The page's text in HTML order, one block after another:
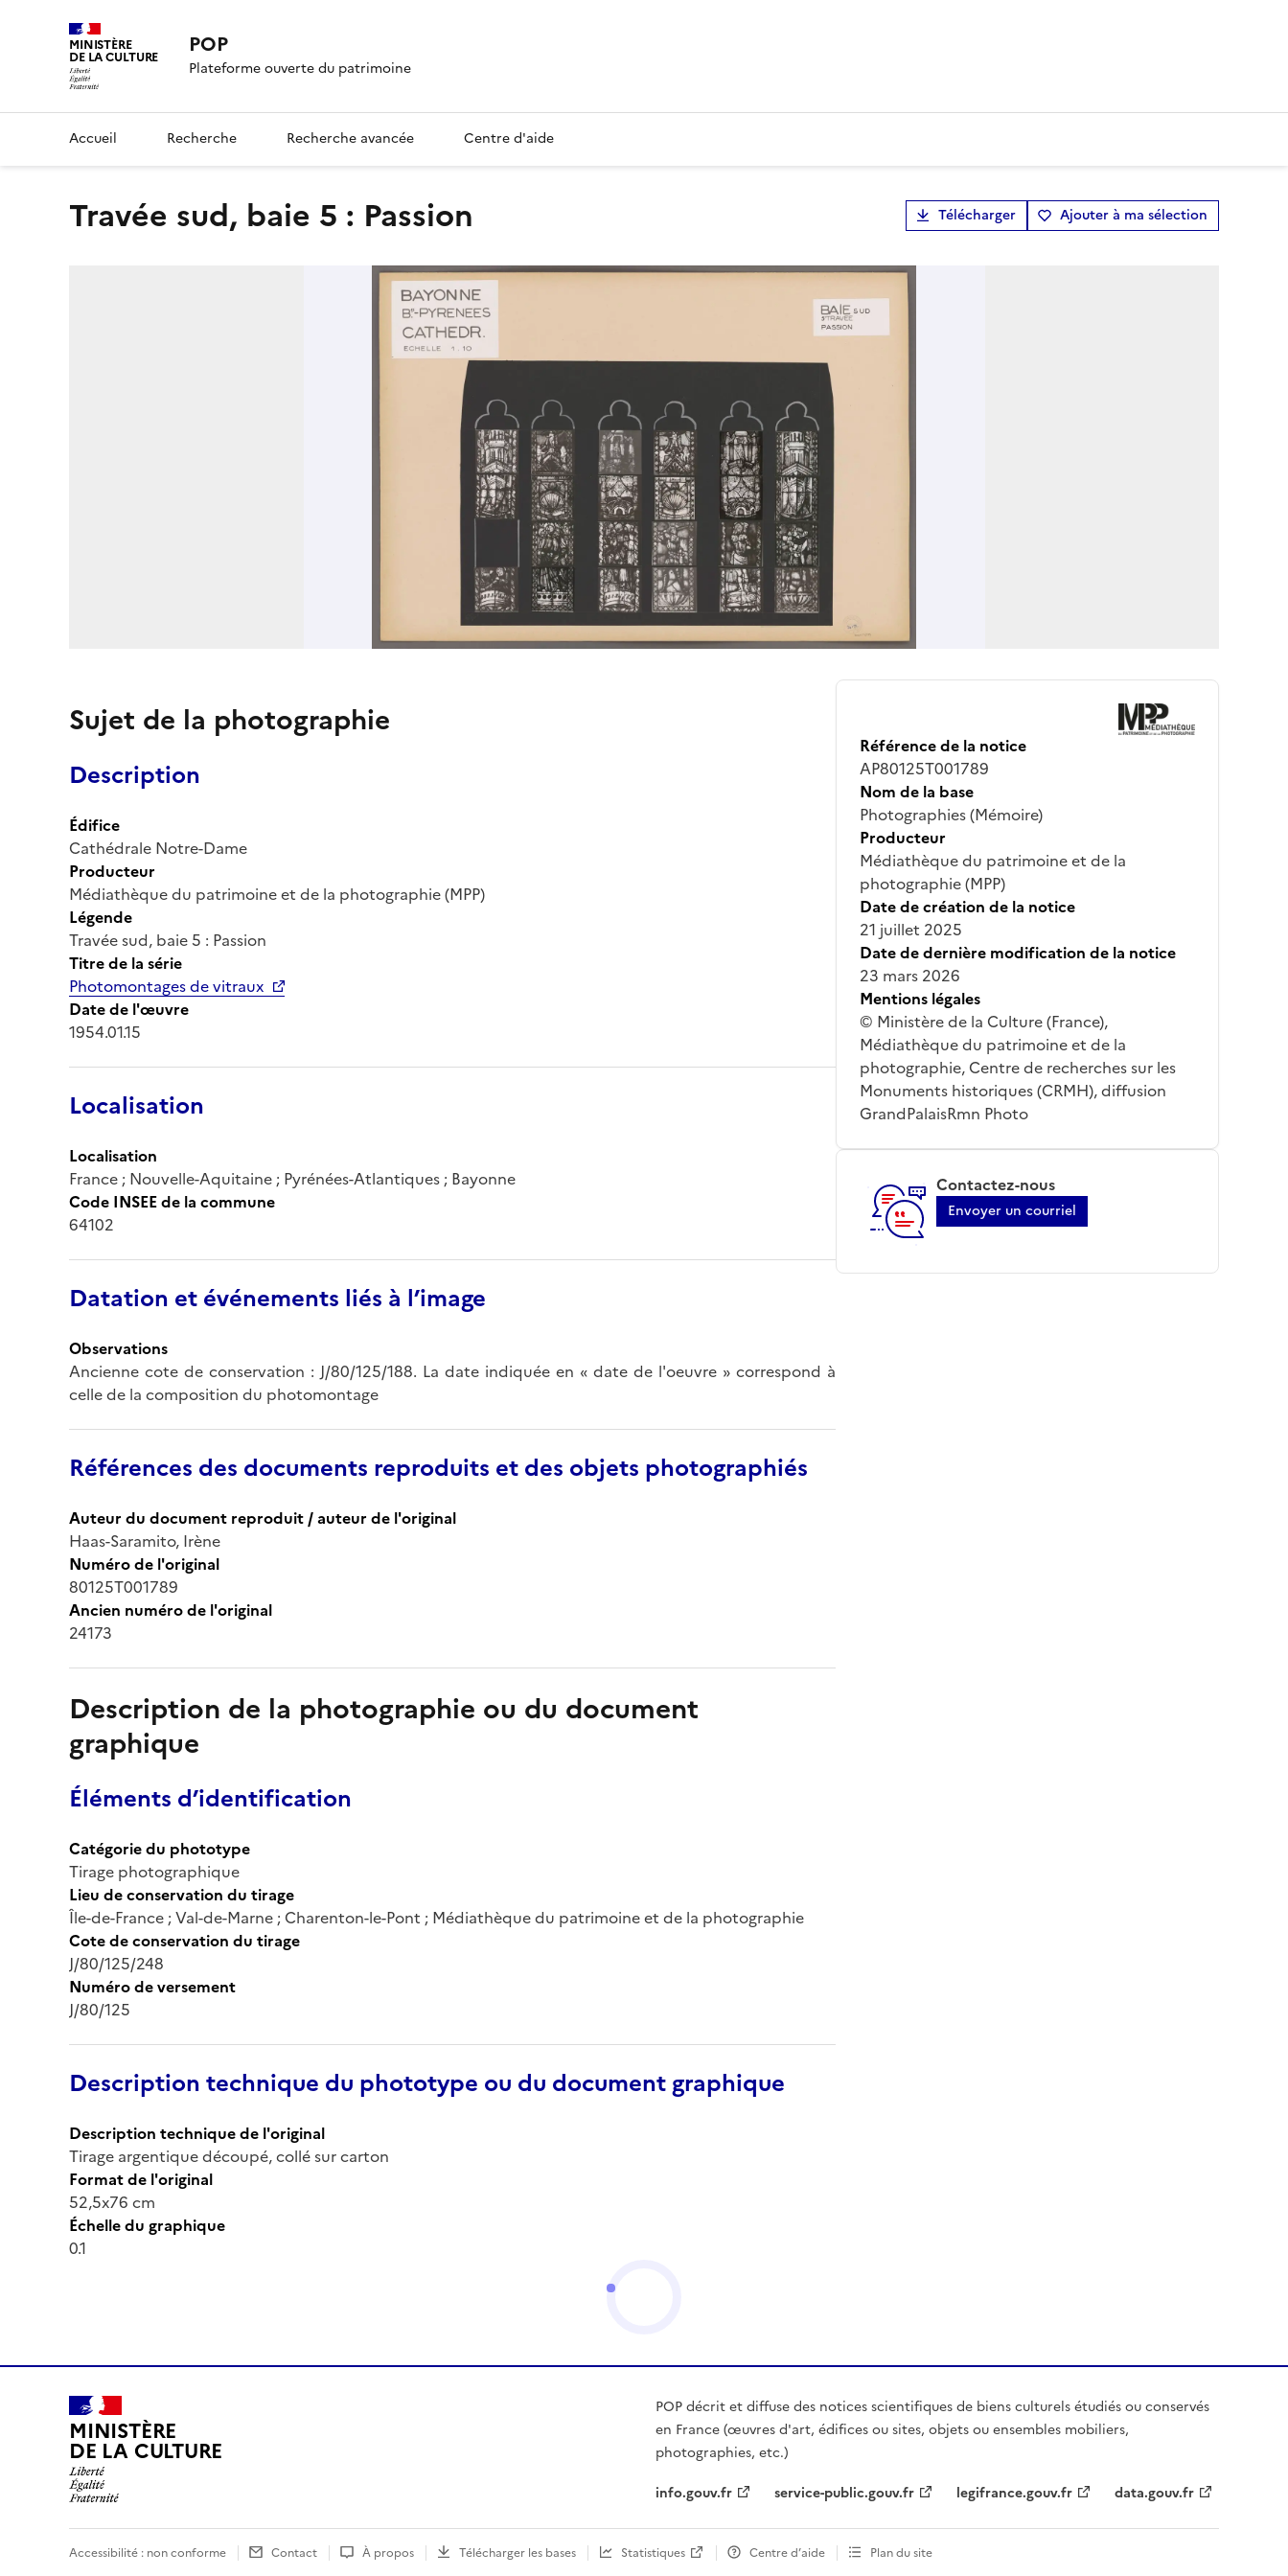
MINISTÈRE
DE LA CULTURE POP
Plateforme ouverte du patrimoine
Accueil Recherche Recherche avancée Centre d'aide
Travée sud, baie 5 : Passion Télécharger Ajouter à ma sélection
Sujet de la photographie
Description
Édifice
Cathédrale Notre-Dame
Producteur
Médiathèque du patrimoine et de la photographie (MPP)
Légende
Travée sud, baie 5 : Passion
Titre de la série
Photomontages de vitraux
Date de l'œuvre
1954.01.15
Localisation
Localisation
France ; Nouvelle-Aquitaine ; Pyrénées-Atlantiques ; Bayonne
Code INSEE de la commune
64102
Datation et événements liés à l’image
Observations
Ancienne cote de conservation : J/80/125/188. La date indiquée en « date de l'oeuvre » correspond à
celle de la composition du photomontage
Références des documents reproduits et des objets photographiés
Auteur du document reproduit / auteur de l'original
Haas-Saramito, Irène
Numéro de l'original
80125T001789
Ancien numéro de l'original
24173
Description de la photographie ou du document
graphique
Éléments d’identification
Catégorie du phototype
Tirage photographique
Lieu de conservation du tirage
Île-de-France ; Val-de-Marne ; Charenton-le-Pont ; Médiathèque du patrimoine et de la photographie
Cote de conservation du tirage
J/80/125/248
Numéro de versement
J/80/125
Description technique du phototype ou du document graphique
Description technique de l'original
Tirage argentique découpé, collé sur carton
Format de l'original
52,5x76 cm
Échelle du graphique
0.1
Référence de la notice
AP80125T001789
Nom de la base
Photographies (Mémoire)
Producteur
Médiathèque du patrimoine et de la
photographie (MPP)
Date de création de la notice
21 juillet 2025
Date de dernière modification de la notice
23 mars 2026
Mentions légales
© Ministère de la Culture (France),
Médiathèque du patrimoine et de la
photographie, Centre de recherches sur les
Monuments historiques (CRMH), diffusion
GrandPalaisRmn Photo
Contactez-nous
Envoyer un courriel
MINISTÈRE
DE LA CULTURE
POP décrit et diffuse des notices scientifiques de biens culturels étudiés ou conservés
en France (œuvres d'art, édifices ou sites, objets ou ensembles mobiliers,
photographies, etc.)
info.gouv.fr
service-public.gouv.fr legifrance.gouv.fr data.gouv.fr
Accessibilité : non conforme Contact À propos Télécharger les bases Statistiques Centre d’aide Plan du site